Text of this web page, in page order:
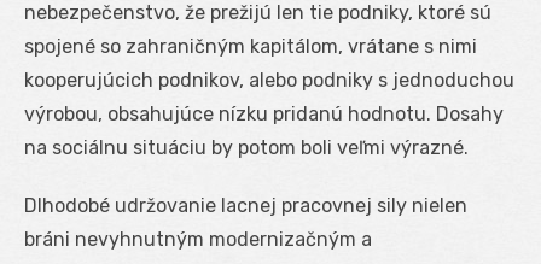
nebezpečenstvo, že prežijú len tie podniky, ktoré sú
spojené so zahraničným kapitálom, vrátane s nimi
kooperujúcich podnikov, alebo podniky s jednoduchou
výrobou, obsahujúce nízku pridanú hodnotu. Dosahy
na sociálnu situáciu by potom boli veľmi výrazné.
Dlhodobé udržovanie lacnej pracovnej sily nielen
bráni nevyhnutným modernizačným a